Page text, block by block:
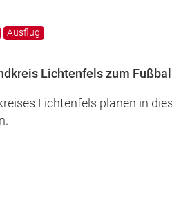
Ausflug
Lichtenfels zum
Lichtenfels planen in